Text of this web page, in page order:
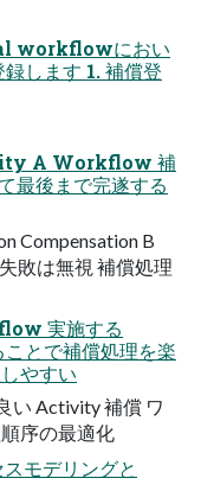
workflowにおい
します 1. 補償登
A Workflow 補
最後まで完遂する
Compensation B
敗は無視 補償処理
実施する
とで補償処理を楽
やすい
い Activity 補償 ワ
序の最適化
モデリングと